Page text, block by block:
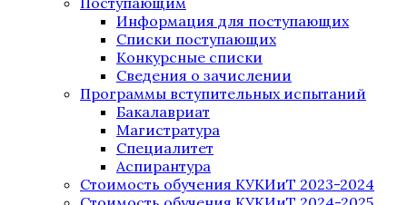
Информация для поступающих
Списки поступающих
Конкурсные списки
Сведения о зачислении
Программы вступительных испытаний
Бакалавриат
Магистратура
Специалитет
Аспирантура
Стоимость обучения КУКИиТ 2023-2024